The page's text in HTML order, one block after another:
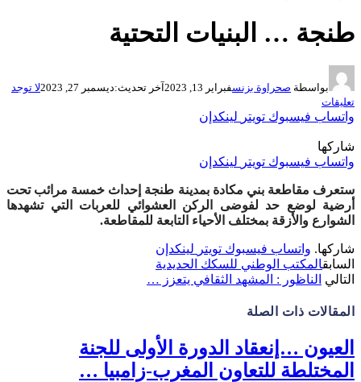
طنجة … البنيات التحتية
بواسطة صحراوة بزنسفبراير 13, 2023 آخر تحديث:ديسمبر 27, 2023
لا توجد
تعليقات
واتساب فيسبوك تويتر لينكدإن
شاركها
واتساب فيسبوك تويتر لينكدإن
ستعرف مقاطعة بني مكادة بمدينة طنجة إحداث خمسة مرائب تحت
أرضية لوضع حد لفوضى الركن العشوائي للعربات التي تشهدها
الشوارع والأزقة بمختلف الأحياء التابعة للمقاطعة.
شاركها. واتساب فيسبوك تويتر لينكدإن
السابقالمكتب الوطني للسكك الحديدية
التالي الناظور : المشهد الثقافي يتعزز …
المقالات ذات الصلة
العيون …إنعقاد الدورة الأولى للجنة
المختلطة للتعاون المغرب-زامبيا …